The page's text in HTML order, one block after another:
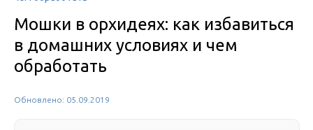
Мошки в орхидеях: как избавиться
в домашних условиях и чем
обработать
Обновлено: 05.09.2019